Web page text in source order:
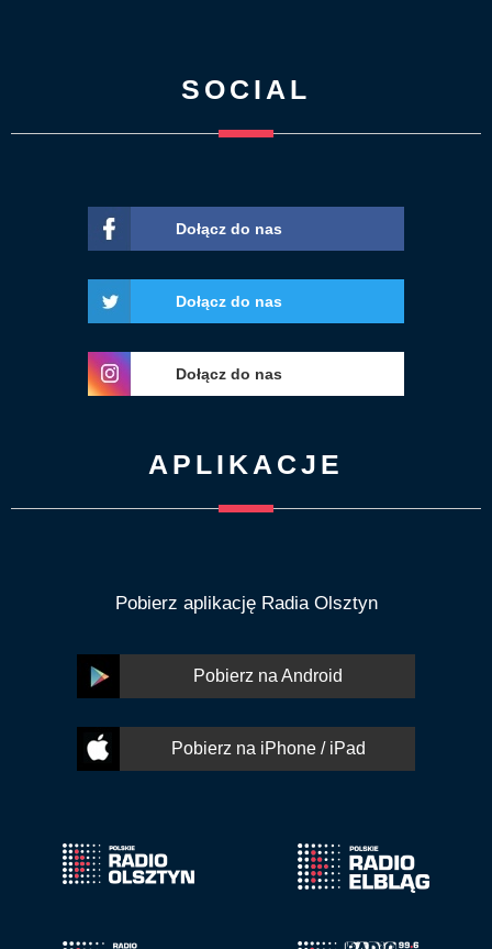
SOCIAL
Dołącz do nas
Dołącz do nas
Dołącz do nas
APLIKACJE
Pobierz aplikację Radia Olsztyn
Pobierz na Android
Pobierz na iPhone / iPad